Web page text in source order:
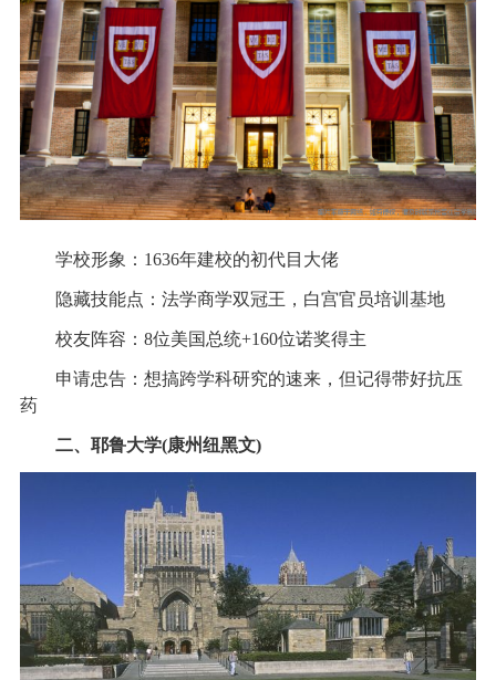
学校形象：1636年建校的初代目大佬
隐藏技能点：法学商学双冠王，白宫官员培训基地
校友阵容：8位美国总统+160位诺奖得主
申请忠告：想搞跨学科研究的速来，但记得带好抗压
药
二、耶鲁大学(康州纽黑文)